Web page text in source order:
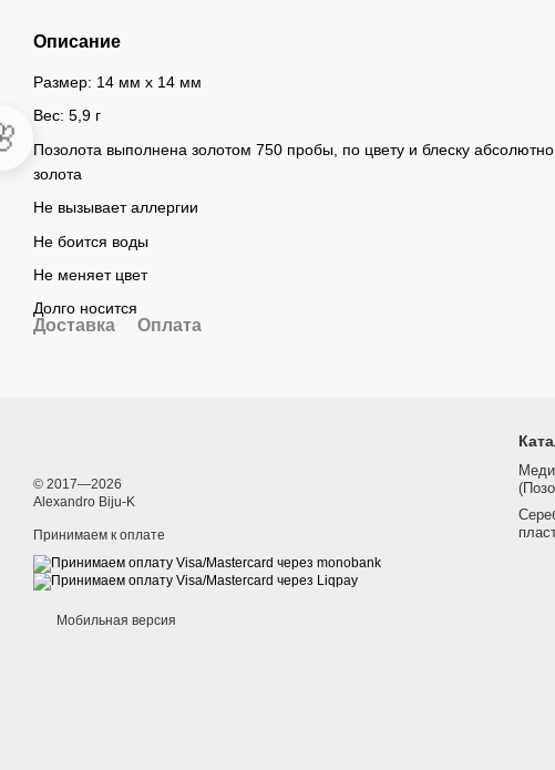
Описание
Размер: 14 мм х 14 мм
Вес: 5,9 г
Позолота выполнена золотом 750 пробы, по цвету и блеску
золота
Не вызывает аллергии
Не боится воды
Не меняет цвет
Долго носится
Доставка Оплата
© 2017—2026
Alexandro Biju-K
Принимаем к оплате
Мобильная версия